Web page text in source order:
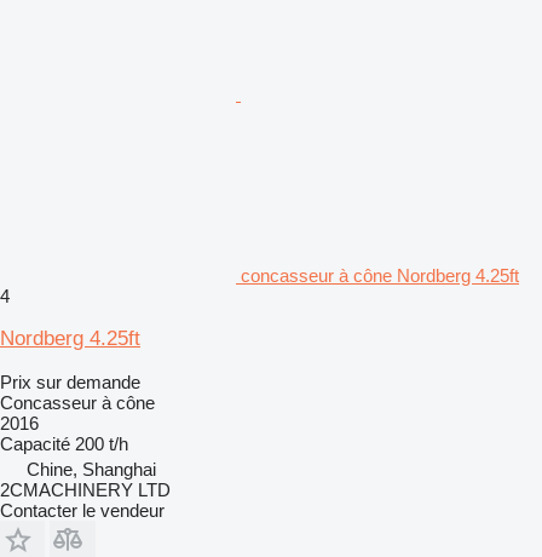
concasseur à cône Nordberg 4.25ft
4
Nordberg 4.25ft
Prix sur demande
Concasseur à cône
2016
Capacité 200 t/h
Chine, Shanghai
2CMACHINERY LTD
Contacter le vendeur